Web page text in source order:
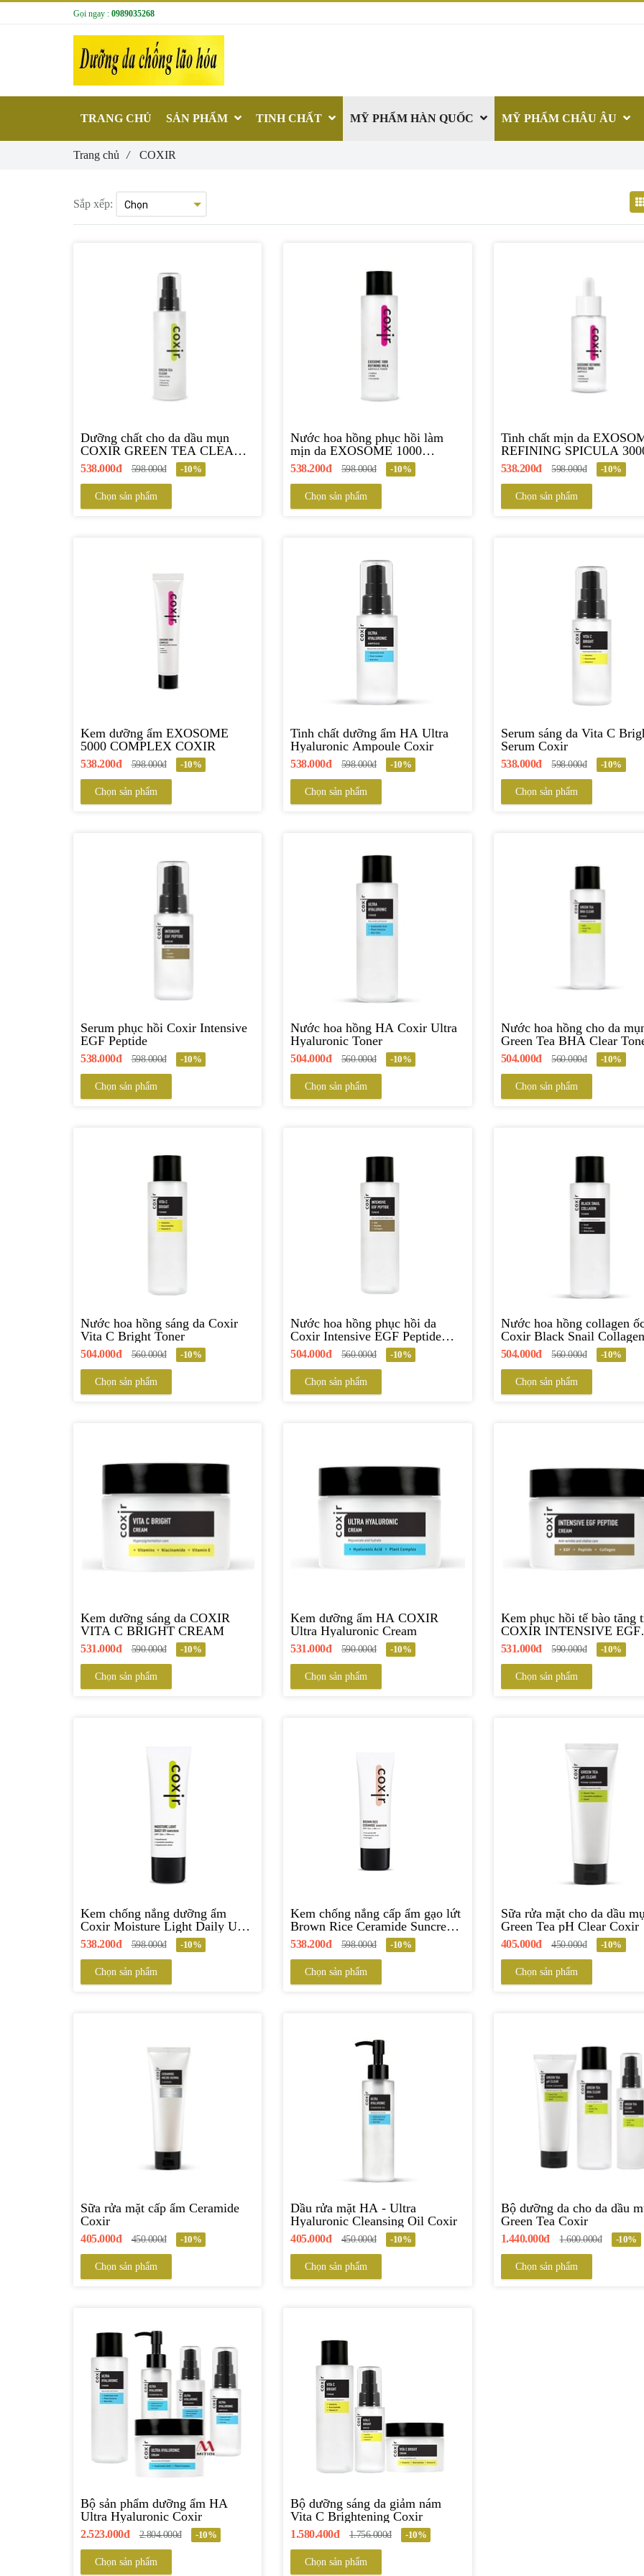
Sắp xếp:
Dưỡng chất cho da dầu mụn
COXIR GREEN TEA CLEAR
EMULSION
538.000đ 598.000đ -10%
Chọn sản phẩm
Nước hoa hồng phục hồi làm
mịn da EXOSOME 1000
REFINING MILK COXIR
538.200đ 598.000đ -10%
Chọn sản phẩm
Tinh chất mịn da
REFINING SPICULA
COXIR
538.200đ 598.000đ -10%
Chọn sản phẩm
Kem dưỡng ẩm EXOSOME
5000 COMPLEX COXIR
538.200đ 598.000đ -10%
Chọn sản phẩm
Tinh chất dưỡng ẩm HA Ultra
Hyaluronic Ampoule Coxir
538.000đ 598.000đ -10%
Chọn sản phẩm
Serum sáng da Vita C
Serum Coxir
538.000đ 598.000đ -10%
Chọn sản phẩm
Serum phục hồi Coxir Intensive
EGF Peptide
538.000đ 598.000đ -10%
Chọn sản phẩm
Nước hoa hồng HA Coxir Ultra
Hyaluronic Toner
504.000đ 560.000đ -10%
Chọn sản phẩm
Nước hoa hồng cho da
Green Tea BHA Clear
Coxir
504.000đ 560.000đ -10%
Chọn sản phẩm
Nước hoa hồng sáng da Coxir
Vita C Bright Toner
504.000đ 560.000đ -10%
Chọn sản phẩm
Nước hoa hồng phục hồi da
Coxir Intensive EGF Peptide
Toner
504.000đ 560.000đ -10%
Chọn sản phẩm
Nước hoa hồng collagen
Coxir Black Snail Collagen
Toner
504.000đ 560.000đ -10%
Chọn sản phẩm
Kem dưỡng sáng da COXIR
VITA C BRIGHT CREAM
531.000đ 590.000đ -10%
Chọn sản phẩm
Kem dưỡng ẩm HA COXIR
Ultra Hyaluronic Cream
531.000đ 590.000đ -10%
Chọn sản phẩm
Kem phục hồi tế bào tăng
COXIR INTENSIVE EGF
PEPTIDE CREAM
531.000đ 590.000đ -10%
Chọn sản phẩm
Kem chống nắng dưỡng ẩm
Coxir Moisture Light Daily UV
Sunscreen SPF 50+/PA+++
538.200đ 598.000đ -10%
Chọn sản phẩm
Kem chống nắng cấp ẩm gạo lứt
Brown Rice Ceramide Suncreen
SPF 50+/PA+++ Coxir
538.200đ 598.000đ -10%
Chọn sản phẩm
Sữa rửa mặt cho da dầu
Green Tea pH Clear Coxir
405.000đ 450.000đ -10%
Chọn sản phẩm
Sữa rửa mặt cấp ẩm Ceramide
Coxir
405.000đ 450.000đ -10%
Chọn sản phẩm
Dầu rửa mặt HA - Ultra
Hyaluronic Cleansing Oil Coxir
405.000đ 450.000đ -10%
Chọn sản phẩm
Bộ dưỡng da cho da dầu
Green Tea Coxir
1.440.000đ 1.600.000đ -10%
Chọn sản phẩm
Bộ sản phẩm dưỡng ẩm HA
Ultra Hyaluronic Coxir
2.523.000đ 2.804.000đ -10%
Chọn sản phẩm
Bộ dưỡng sáng da giảm nám
Vita C Brightening Coxir
1.580.400đ 1.756.000đ -10%
Chọn sản phẩm
Trang chủ / COXIR
Gọi ngay : 0989035268
TRANG CHỦ SẢN PHẨM TINH CHẤT MỸ PHẨM HÀN QUỐC MỸ PHẨM CHÂU ÂU